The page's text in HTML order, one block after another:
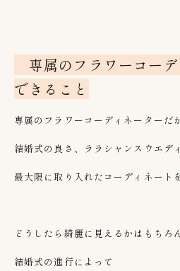
専属の フラワーコー
できること
専属のフラワーコーディネーターだ
結婚式の良さ、ララシャンスウエデ
最大限に取り入れたコーディネート
どうしたら綺麗に見えるかはもちろん
結婚式の進行によって